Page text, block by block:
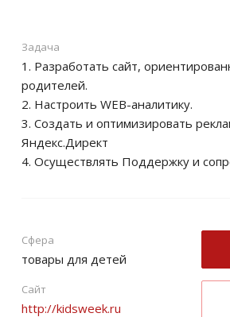
Задача
1. Разработать сайт,
родителей.
2. Настроить WEB-аналитику.
3. Создать и оптимизировать
Яндекс.Директ
4. Осуществлять Поддержку и
Сфера
товары для детей
Сайт
http://kidsweek.ru